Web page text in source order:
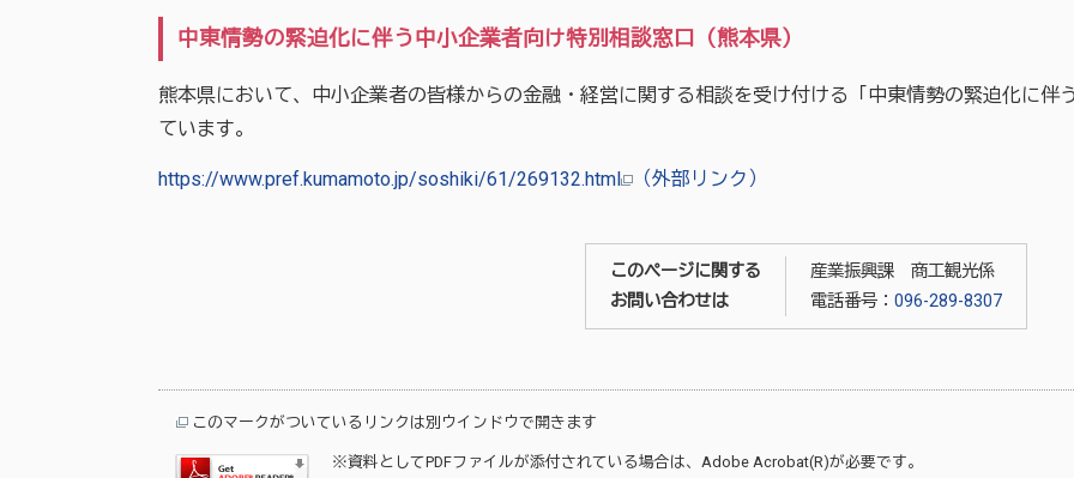
中東情勢の緊迫化に伴う中小企業者向け特別相談窓口（熊本県）
熊本県において、中小企業者の皆様からの金融・経営に関する相談を受け付ける「中東情勢の緊迫化に伴
ています。
https://www.pref.kumamoto.jp/soshiki/61/269132.html （外部リンク）
このページに関する
お問い合わせは
産業振興課 商工観光係
電話番号： 096-289-8307
このマークがついているリンクは別ウインドウで開きます
※資料としてPDFファイルが添付されている場合は、 Adobe Acrobat(R)が必要です。